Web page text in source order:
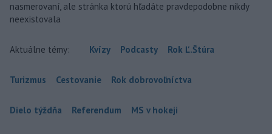
nasmerovaní, ale stránka ktorú hľadáte pravdepodobne nikdy
neexistovala
Aktuálne témy: Kvízy Podcasty Rok Ľ.Štúra
Turizmus Cestovanie Rok dobrovoľníctva
Dielo týždňa Referendum MS v hokeji